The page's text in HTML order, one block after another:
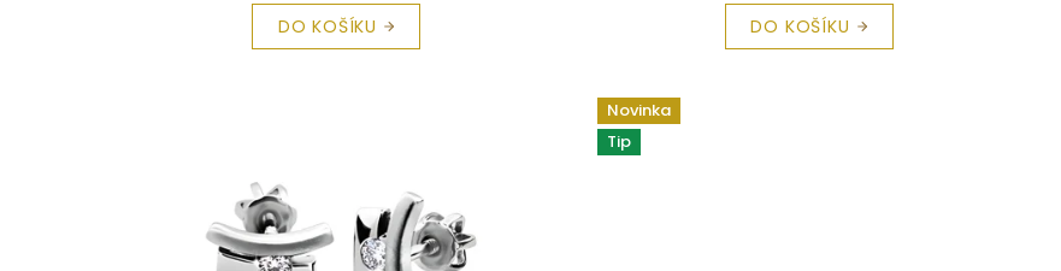
DO KOŠÍKU DO KOŠÍKU
Novinka
Tip